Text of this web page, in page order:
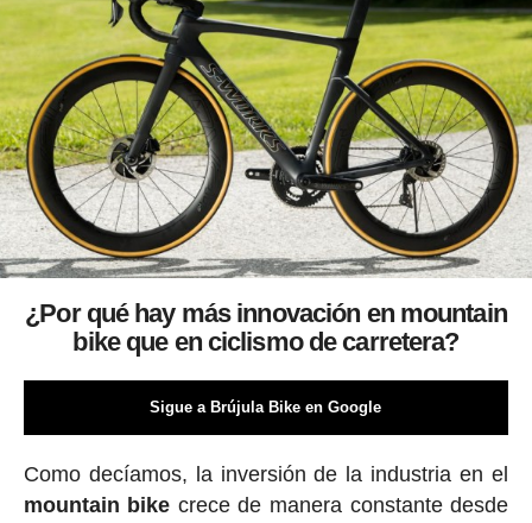
¿Por qué hay más innovación en mountain
bike que en ciclismo de carretera?
Sigue a Brújula Bike en Google
Como decíamos, la inversión de la industria en el
mountain bike crece de manera constante desde